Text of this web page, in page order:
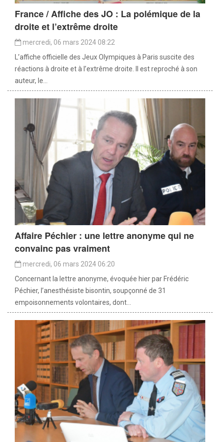
France / Affiche des JO : La polémique de la
droite et l’extrême droite
mercredi, 06 mars 2024 08:22
L’affiche officielle des Jeux Olympiques à Paris suscite des
réactions à droite et à l’extrême droite. Il est reproché à son
auteur, le...
Affaire Péchier : une lettre anonyme qui ne
convainc pas vraiment
mercredi, 06 mars 2024 06:20
Concernant la lettre anonyme, évoquée hier par Frédéric
Péchier, l’anesthésiste bisontin, soupçonné de 31
empoisonnements volontaires, dont...